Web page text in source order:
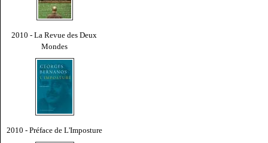
2010 - La Revue des Deux
Mondes
2010 - Préface de L'Imposture